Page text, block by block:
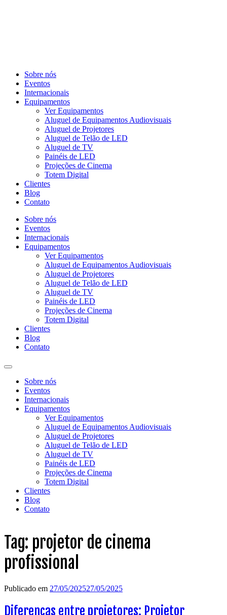
Sobre nós
Eventos
Internacionais
Equipamentos
Ver Equipamentos
Aluguel de Equipamentos Audiovisuais
Aluguel de Projetores
Aluguel de Telão de LED
Aluguel de TV
Painéis de LED
Projeções de Cinema
Totem Digital
Clientes
Blog
Contato
Sobre nós
Eventos
Internacionais
Equipamentos
Ver Equipamentos
Aluguel de Equipamentos Audiovisuais
Aluguel de Projetores
Aluguel de Telão de LED
Aluguel de TV
Painéis de LED
Projeções de Cinema
Totem Digital
Clientes
Blog
Contato
Sobre nós
Eventos
Internacionais
Equipamentos
Ver Equipamentos
Aluguel de Equipamentos Audiovisuais
Aluguel de Projetores
Aluguel de Telão de LED
Aluguel de TV
Painéis de LED
Projeções de Cinema
Totem Digital
Clientes
Blog
Contato
Tag: projetor de cinema
profissional
Publicado em 27/05/202527/05/2025
Diferenças entre projetores: Projetor